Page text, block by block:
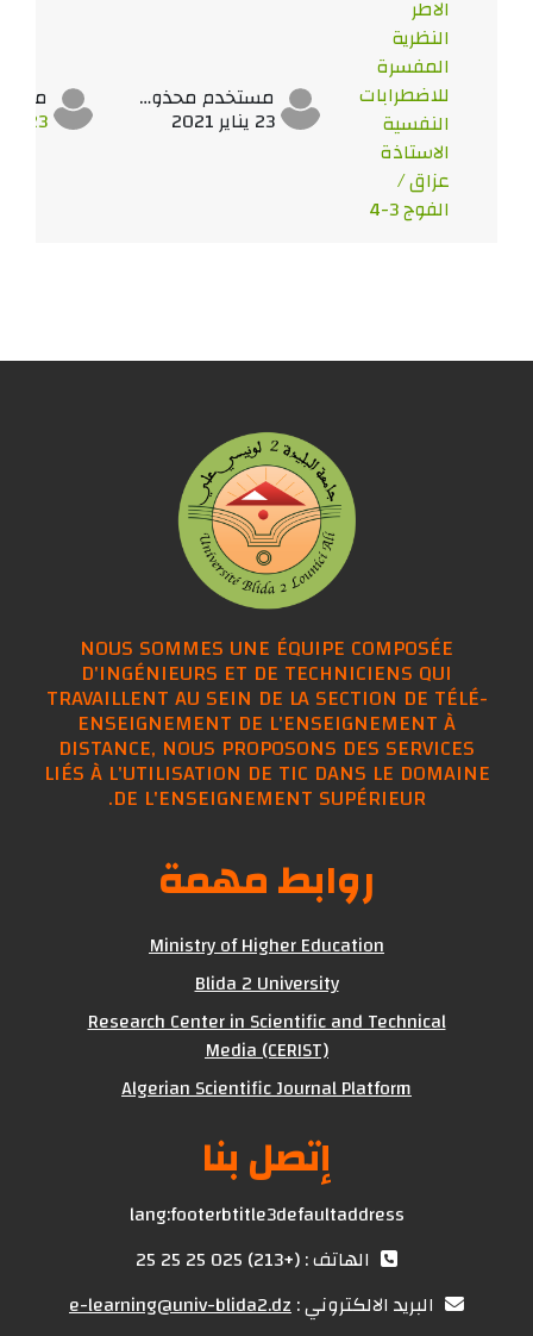
الاطر
النظرية
المفسرة
للاضطرابات
النفسية
الاستاذة
عزاق /
الفوج 3-4
مستخدم محذوف
23 يناير 2021 23 يناير 2021
NOUS SOMMES UNE ÉQUIPE COMPOSÉE
D'INGÉNIEURS ET DE TECHNICIENS QUI
TRAVAILLENT AU SEIN DE LA SECTION DE TÉLÉ-
ENSEIGNEMENT DE L'ENSEIGNEMENT À
DISTANCE, NOUS PROPOSONS DES SERVICES
LIÉS À L'UTILISATION DE TIC DANS LE DOMAINE
DE L'ENSEIGNEMENT SUPÉRIEUR.
روابط مهمة
Ministry of Higher Education
Blida 2 University
Research Center in Scientific and Technical
Media (CERIST)
Algerian Scientific Journal Platform
إتصل بنا
lang:footerbtitle3defaultaddress
الهاتف : (+213) 025 25 25 25
البريد الالكتروني :e-learning@univ-blida2.dz